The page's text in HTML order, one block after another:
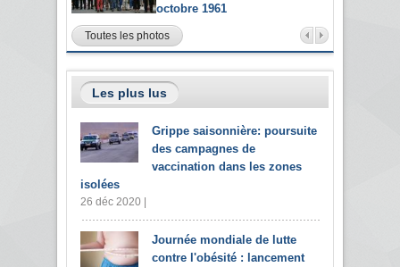
octobre 1961
Toutes les photos
Les plus lus
Grippe saisonnière: poursuite
des campagnes de
vaccination dans les zones
isolées
26 déc 2020 |
Journée mondiale de lutte
contre l'obésité : lancement